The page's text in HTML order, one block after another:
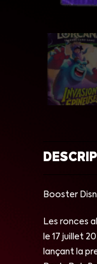
Booster
Les ronces
le 17 juillet
lançant la